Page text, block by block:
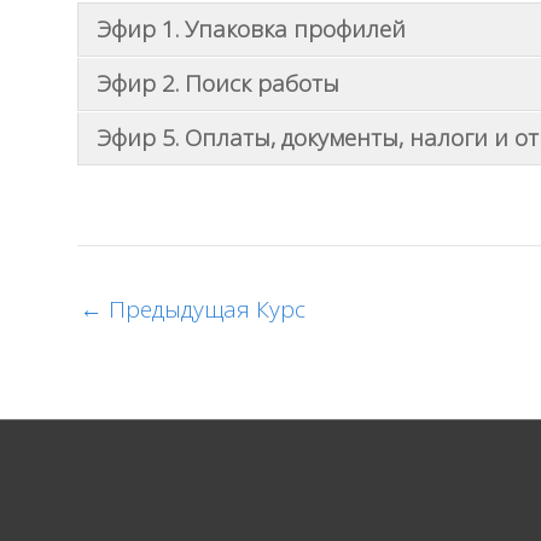
Эфир 1. Упаковка профилей
Эфир 2. Поиск работы
Эфир 5. Оплаты, документы, налоги и
← Предыдущая Курс